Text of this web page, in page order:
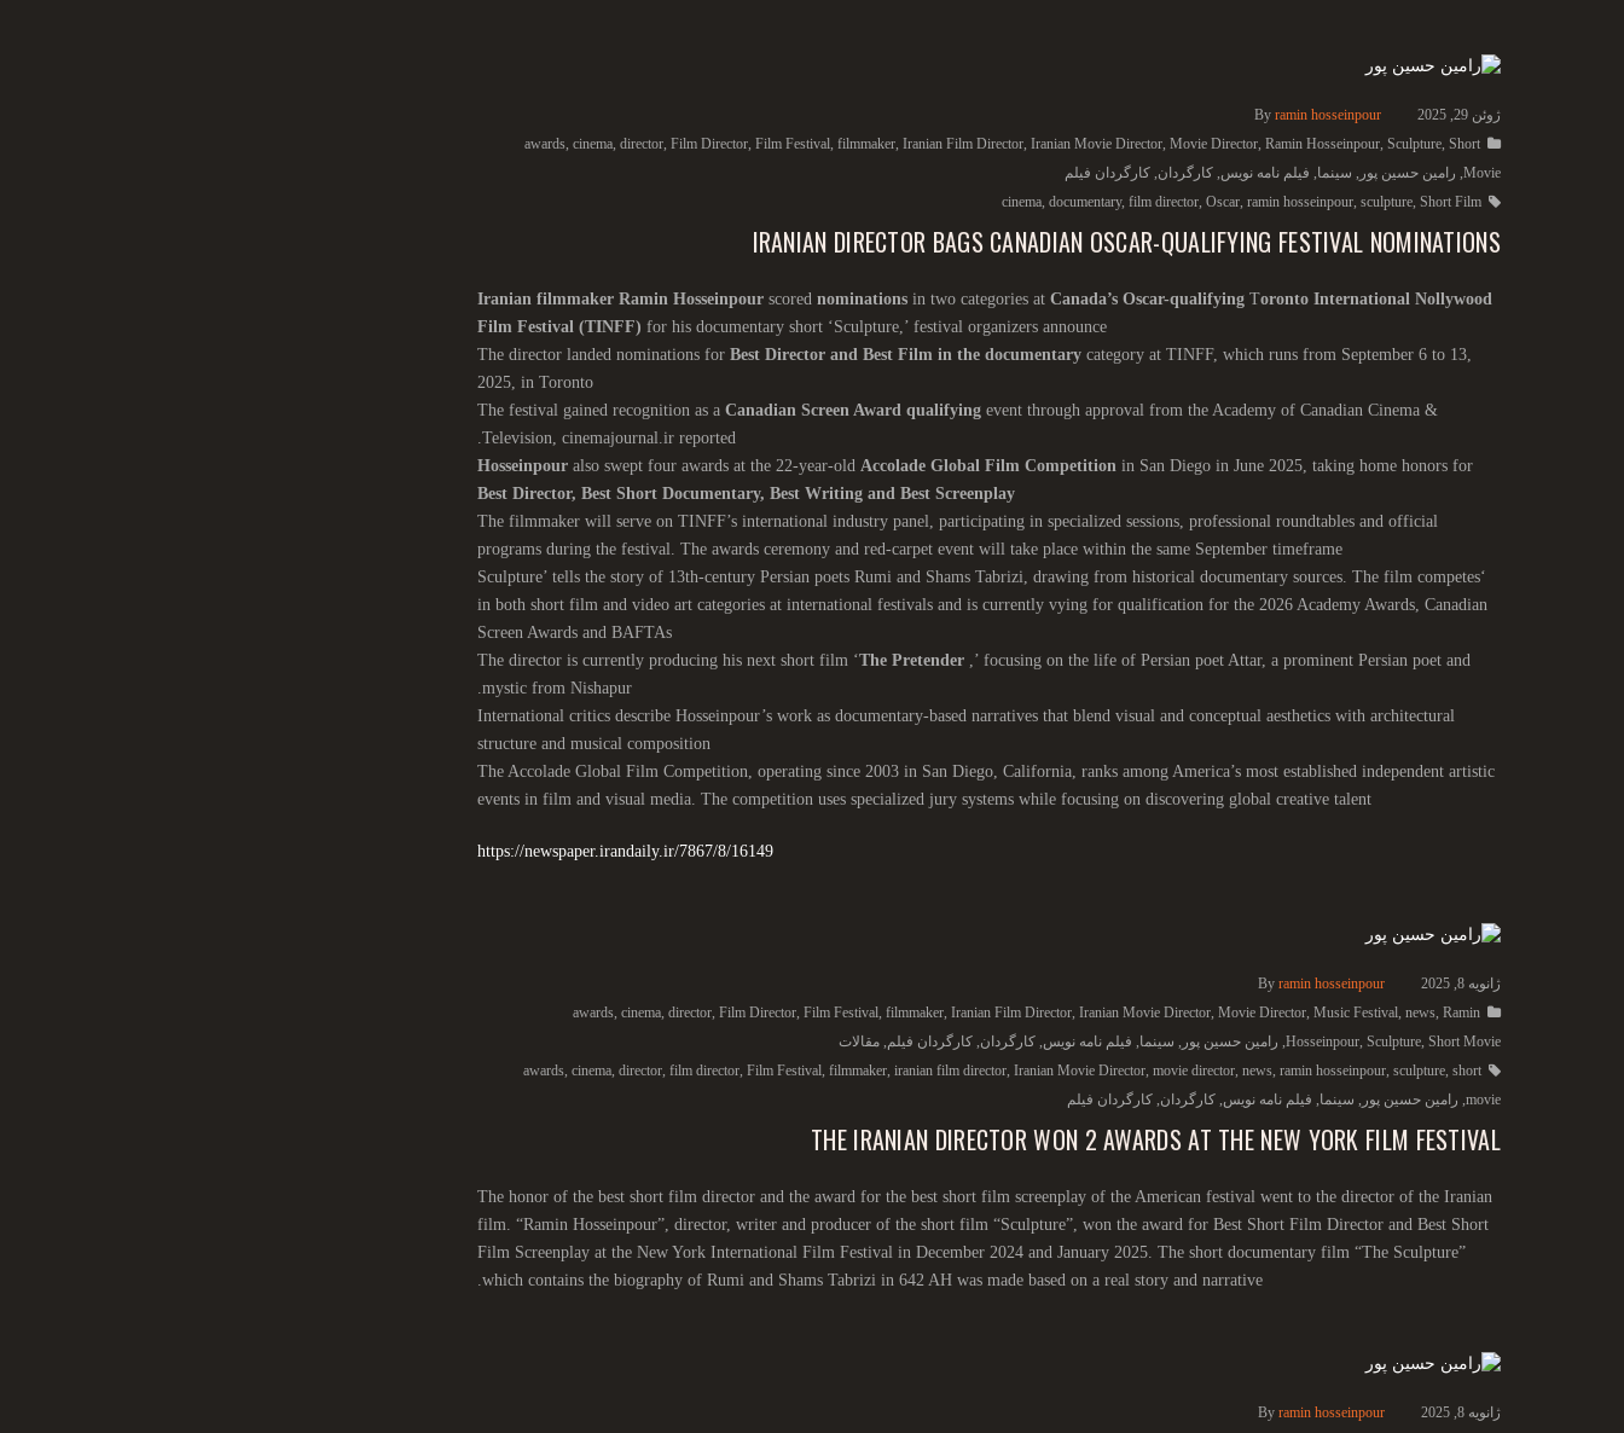
ژوئن 29, 2025 By ramin hosseinpour
awards, cinema, director, Film Director, Film Festival, filmmaker, Iranian Film Director, Iranian Movie Director, Movie Director, Ramin Hosseinpour, Sculpture, Short
Movie
, رامین حسین پور , سینما, فیلم نامه نویس, کارگردان, کارگردان فیلم
cinema, documentary, film director, Oscar, ramin hosseinpour, sculpture, Short Film
IRANIAN DIRECTOR BAGS CANADIAN OSCAR-QUALIFYING FESTIVAL NOMINATIONS
Iranian filmmaker Ramin Hosseinpourscored nominationsin two categories at Canada’s Oscar-qualifyingToronto International Nollywood
Film Festival (TINFF) for his documentary short ‘Sculpture,’ festival organizers announce
The director landed nominations for Best Director and Best Film in the documentarycategory at TINFF, which runs from September 6 to 13,
2025, in Toronto
The festival gained recognition as aCanadian Screen Award qualifyingevent through approval from the Academy of Canadian Cinema &
Television, cinemajournal.ir reported.
Hosseinpouralso swept four awards at the 22-year-old Accolade Global Film Competitionin San Diego in June 2025, taking home honors for
Best Director, Best Short Documentary, Best Writing and Best Screenplay
The filmmaker will serve on TINFF’s international industry panel, participating in specialized sessions, professional roundtables and official
programs during the festival. The awards ceremony and red-carpet event will take place within the same September timeframe
‘Sculpture’ tells the story of 13th-century Persian poets Rumi and Shams Tabrizi, drawing from historical documentary sources. The film competes
in both short film and video art categories at international festivals and is currently vying for qualification for the 2026 Academy Awards, Canadian
Screen Awards and BAFTAs
The director is currently producing his next short film ‘The Pretender,’ focusing on the life of Persian poet Attar, a prominent Persian poet and
mystic from Nishapur.
International critics describe Hosseinpour’s work as documentary-based narratives that blend visual and conceptual aesthetics with architectural
structure and musical composition
The Accolade Global Film Competition, operating since 2003 in San Diego, California, ranks among America’s most established independent artistic
events in film and visual media. The competition uses specialized jury systems while focusing on discovering global creative talent
https://newspaper.irandaily.ir/7867/8/16149
ژانویه 8, 2025 By ramin hosseinpour
awards, cinema, director, Film Director, Film Festival, filmmaker, Iranian Film Director, Iranian Movie Director, Movie Director, Music Festival, news, Ramin
Hosseinpour, Sculpture, Short Movie
, رامین حسین پور , سینما, فیلم نامه نویس, کارگردان, کارگردان فیلم, مقالات
awards, cinema, director, film director, Film Festival, filmmaker, iranian film director, Iranian Movie Director, movie director, news, ramin hosseinpour, sculpture, short
movie
, رامین حسین پور , سینما, فیلم نامه نویس, کارگردان, کارگردان فیلم
THE IRANIAN DIRECTOR WON 2 AWARDS AT THE NEW YORK FILM FESTIVAL
The honor of the best short film director and the award for the best short film screenplay of the American festival went to the director of the Iranian
film. “Ramin Hosseinpour”, director, writer and producer of the short film “Sculpture”, won the award for Best Short Film Director and Best Short
Film Screenplay at the New York International Film Festival in December 2024 and January 2025. The short documentary film “The Sculpture”
which contains the biography of Rumi and Shams Tabrizi in 642 AH was made based on a real story and narrative.
ژانویه 8, 2025 By ramin hosseinpour